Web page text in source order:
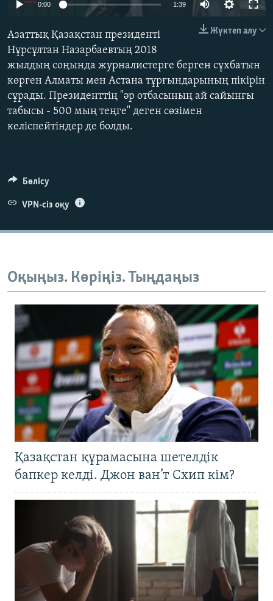
ЖАЗЫЛЫҢЫЗ
Басқа тілдерде
0:00 1:39
Жүктеп алу
Азаттық Қазақстан президенті
Нұрсұлтан Назарбаевтың 2018
жылдың соңында журналистерге берген сұхбатын
көрген Алматы мен Астана тұрғындарының пікірін
сұрады. Президенттің "әр отбасының ай сайынғы
табысы - 500 мың теңге" деген сөзімен
келіспейтіндер де болды.
Бөлісу
VPN-сіз оқу
Оқыңыз. Көріңіз. Тыңдаңыз
Қазақстан құрамасына шетелдік
бапкер келді. Джон ван’т Схип кім?